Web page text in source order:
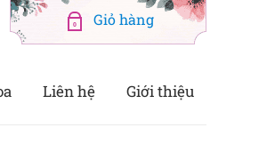
0
Liên hệ Giới thiệu